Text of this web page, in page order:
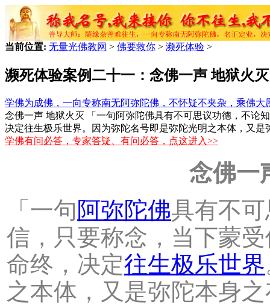
当前位置: 无量光佛教网 > 佛要救你 > 濒死体验 >
濒死体验案例二十一：念佛一声 地狱火灭
学佛为成佛，一向专称南无阿弥陀佛，不怀疑不夹杂，乘佛大
念佛一声 地狱火灭 「一句阿弥陀佛具有不可思议功德，不论
决定往生极乐世界。因为弥陀名号即是弥陀光明之本体，又是
学佛有问必答，专家答疑、有问必答，点这进入>>
念佛
「一句 阿弥陀佛具有不
信，只要称念，当下蒙
命终，决定往生极乐世界
之本体，又是弥陀本身